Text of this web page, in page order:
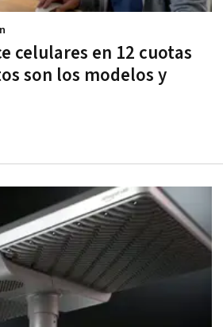
celulares en 12 cuotas
son los modelos y